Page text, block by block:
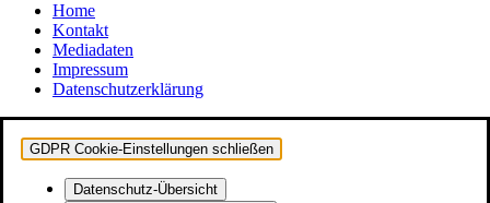
Home
Kontakt
Mediadaten
Impressum
Datenschutzerklärung
GDPR Cookie-Einstellungen schließen
Datenschutz-Übersicht